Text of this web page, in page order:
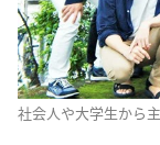
社会人や大学生から